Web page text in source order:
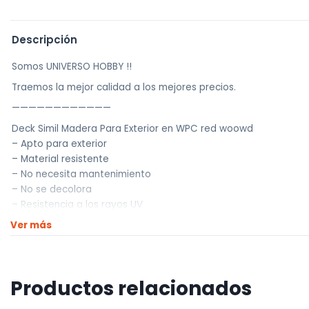
Descripción
Somos UNIVERSO HOBBY !!
Traemos la mejor calidad a los mejores precios.
————————————
Deck Simil Madera Para Exterior en WPC red woowd
– Apto para exterior
– Material resistente
– No necesita mantenimiento
– No se decolora
– Resistencia a los rayos UV
– Antideslizante
– Fácil encastre
1. Durabilidad excepcional: Las baldosas de WPC están
Ver más
Productos relacionados